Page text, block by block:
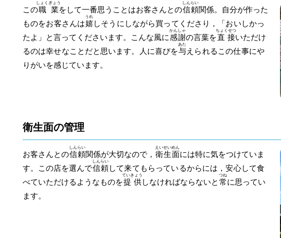
この職業
しょくぎょう
をして一番思うことはお客さんとの信頼
しんらい
関係。自分が作った
ものをお客さんは嬉
うれ
しそうにしながら買ってくださり，「おいしかっ
たよ」と言ってくださいます。こんな風に感謝
かんしゃ
の言葉を直接
ちょくせつ
いただけ
るのは幸せなことだと思います。人に喜びを与
あた
えられるこの仕事にや
りがいを感じています。
衛生面の管理
お客さんとの信頼
しんらい
関係が大切なので， 衛生面
えいせいめん
には特に気をつけていま
す。この店を選んで信頼
しんらい
して来てもらっているからには，安心して食
べていただけるようなものを提供
ていきょう
しなければならないと 常
つね
に思ってい
ます。